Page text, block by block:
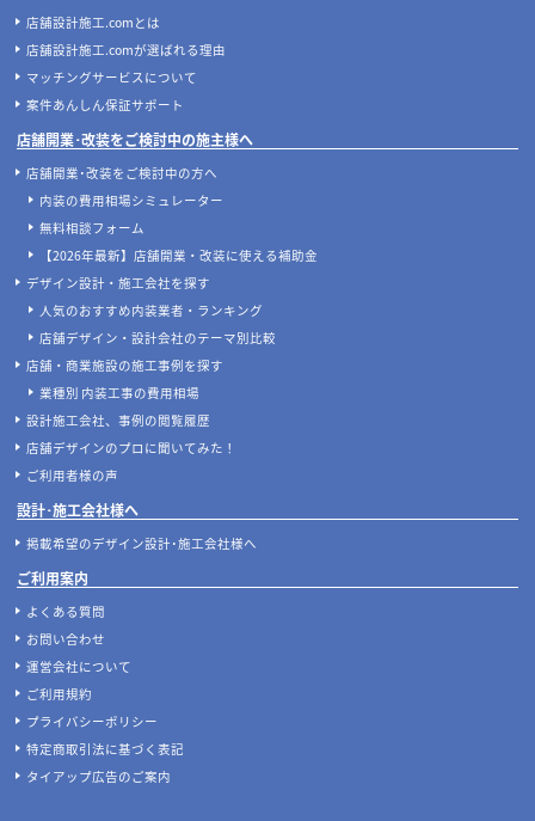
店舗設計施工.comとは
店舗設計施工.comが選ばれる理由
マッチングサービスについて
案件あんしん保証サポート
店舗開業･改装をご検討中の施主様へ
店舗開業･改装をご検討中の方へ
内装の費用相場シミュレーター
無料相談フォーム
【2026年最新】店舗開業・改装に使える補助金
デザイン設計・施工会社を探す
人気のおすすめ内装業者・ランキング
店舗デザイン・設計会社のテーマ別比較
店舗・商業施設の施工事例を探す
業種別 内装工事の費用相場
設計施工会社、事例の閲覧履歴
店舗デザインのプロに聞いてみた！
ご利用者様の声
設計･施工会社様へ
掲載希望のデザイン設計･施工会社様へ
ご利用案内
よくある質問
お問い合わせ
運営会社について
ご利用規約
プライバシーポリシー
特定商取引法に基づく表記
タイアップ広告のご案内